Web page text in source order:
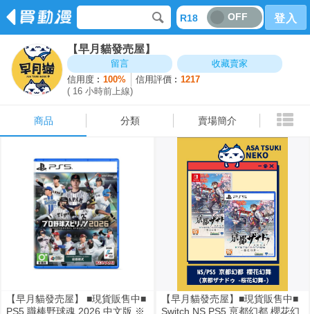
R18 OFF 登入
【早月貓發売屋】
留言
收藏賣家
信用度︰100% 信用評價︰1217
( 16 小時前上線)
商品 分類 賣場簡介
【早月貓發売屋】 ■現貨販售中■
PS5 職棒野球魂 2026 中文版 ※
【早月貓發売屋】■現貨販售中■
Switch NS PS5 亰都幻都 櫻花幻
商品 分類